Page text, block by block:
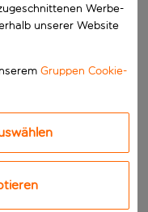
Werbe-
unserer Website
Gruppen Cookie-